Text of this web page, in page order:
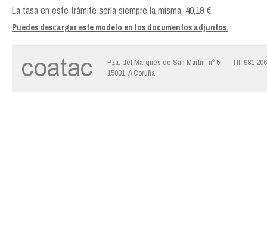
La tasa en este trámite sería siempre la misma, 40,19 €.
Puedes descargar este modelo en los documentos adjuntos.
Pza. del Marqués de San Martín, nº 5
15001, A Coruña
Tlf: 981